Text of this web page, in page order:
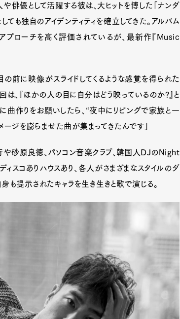
俳優として活躍する彼は、大ヒットを博した「ナンダ
ても独自のアイデンティティを確立してきた。アルバム
ローチを高く評価されているが、最新作『Music
の前に映像がスライドしてくるような感覚を得られた
は、『ほかの人の目に自分はどう映っているのか?』と
曲作りをお願いしたら、“夜中にリビングで家族と一
ジを膨らませた曲が集まってきたんです」
砂原良徳、パソコン音楽クラブ、韓国人DJのNight
スコありハウスあり、各人がさまざまなスタイルのダ
も提示されたキャラを生き生きと歌で演じる。